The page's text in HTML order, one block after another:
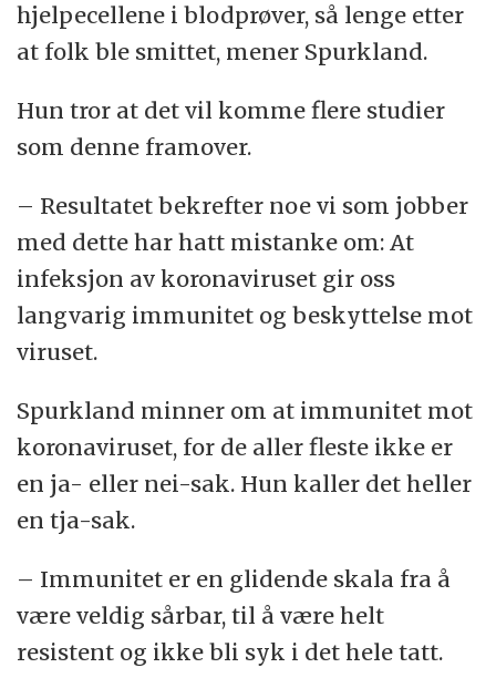
hjelpecellene i blodprøver, så lenge etter
at folk ble smittet, mener Spurkland.
Hun tror at det vil komme flere studier
som denne framover.
– Resultatet bekrefter noe vi som jobber
med dette har hatt mistanke om: At
infeksjon av koronaviruset gir oss
langvarig immunitet og beskyttelse mot
viruset.
Spurkland minner om at immunitet mot
koronaviruset, for de aller fleste ikke er
en ja- eller nei-sak. Hun kaller det heller
en tja-sak.
– Immunitet er en glidende skala fra å
være veldig sårbar, til å være helt
resistent og ikke bli syk i det hele tatt.